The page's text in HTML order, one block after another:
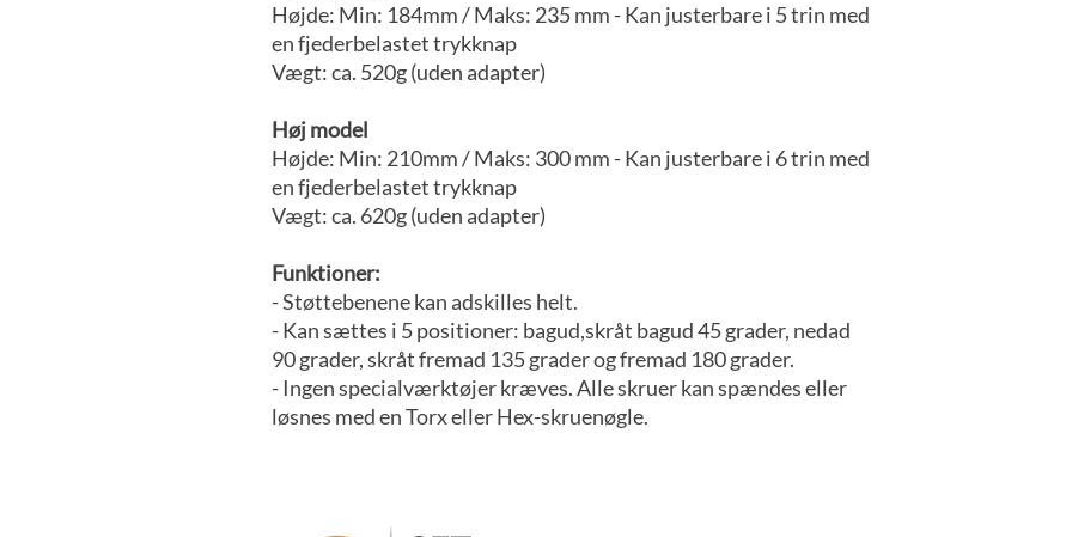
Højde: Min: 184mm / Maks: 235 mm - Kan justerbare i 5 trin med
en fjederbelastet trykknap
Vægt: ca. 520g (uden adapter)
Høj model
Højde: Min: 210mm / Maks: 300 mm - Kan justerbare i 6 trin med
en fjederbelastet trykknap
Vægt: ca. 620g (uden adapter)
Funktioner:
- Støttebenene kan adskilles helt.
- Kan sættes i 5 positioner: bagud,skråt bagud 45 grader, nedad
90 grader, skråt fremad 135 grader og fremad 180 grader.
- Ingen specialværktøjer kræves. Alle skruer kan spændes eller
løsnes med en Torx eller Hex-skruenøgle.